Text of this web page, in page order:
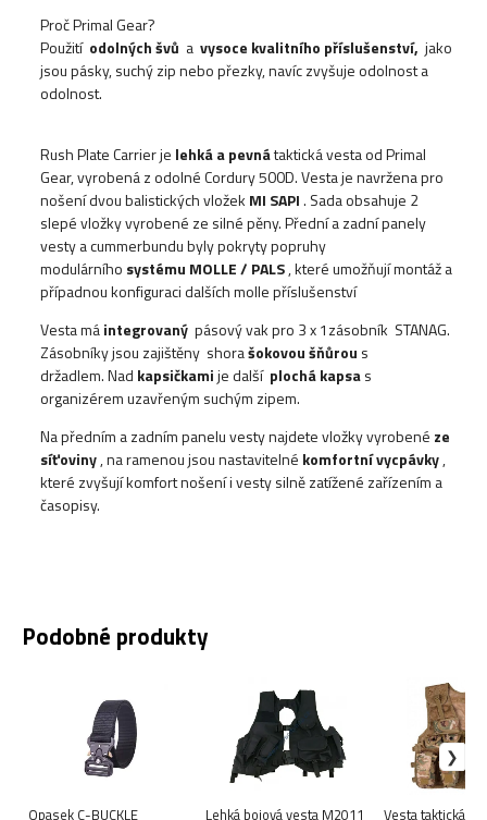
Proč Primal Gear?
Použití odolných švů a vysoce kvalitního příslušenství, jako
jsou pásky, suchý zip nebo přezky, navíc zvyšuje odolnost a
odolnost.
Rush Plate Carrier je lehká a pevnátaktická vesta od Primal
Gear, vyrobená z odolné Cordury 500D. Vesta je navržena pro
nošení dvou balistických vložek MI SAPI. Sada obsahuje 2
slepé vložky vyrobené ze silné pěny. Přední a zadní panely
vesty a cummerbundu byly pokryty popruhy
modulárního systému MOLLE / PALS, které umožňují montáž a
případnou konfiguraci dalších molle příslušenství
Vesta máintegrovaný pásový vak pro 3 x 1zásobník STANAG.
Zásobníky jsou zajištěny shorašokovou šňůrou s
držadlem. Nad kapsičkamije další plochá kapsas
organizérem uzavřeným suchým zipem.
Na předním a zadním panelu vesty najdete vložky vyrobené ze
síťoviny, na ramenou jsou nastavitelné komfortní vycpávky,
které zvyšují komfort nošení i vesty silně zatížené zařízením a
časopisy.
Podobné produkty
Opasek C-BUCKLE
Lehká bojová vesta M2011
Vesta taktická